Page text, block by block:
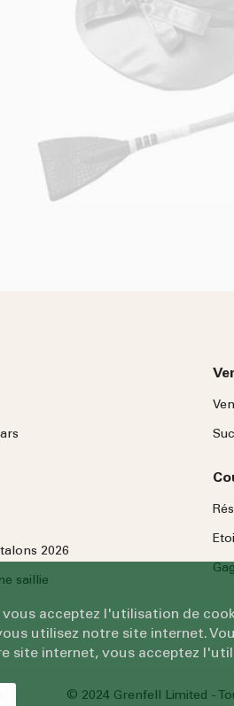
2026
saillie
© 2024 Grenfell Limited -
acceptez l'utilisation de
utilisez notre site internet.
site internet, vous acceptez